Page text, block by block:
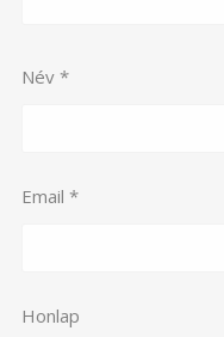
Név *
Email *
Honlap